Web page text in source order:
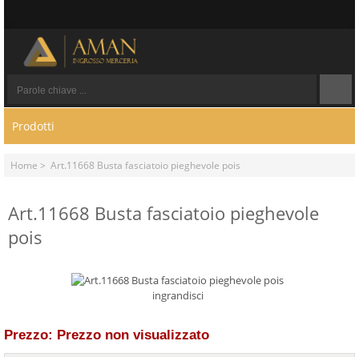
Prodotti
Home > Art.11668 Busta fasciatoio pieghevole pois
Art.11668 Busta fasciatoio pieghevole
pois
ingrandisci
Prezzo: Prezzo non visualizzato